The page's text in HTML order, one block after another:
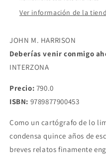
M.
M.
Ver información de la
JOHN M. HARRISON
Deberías venir conmigo
INTERZONA
Precio: 790.0
ISBN: 9789877900453
Como un cartógrafo de lo
condensa quince años de
breves relatos finamente